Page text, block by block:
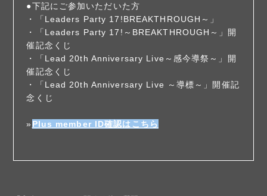
●下記にご参加いただいた方
・「Leaders Party 17!BREAKTHROUGH～」
・「Leaders Party 17!～BREAKTHROUGH～」開
催記念くじ
・「Lead 20th Anniversary Live～感今導祭～」開
催記念くじ
・「Lead 20th Anniversary Live ～導標～」開催記
念くじ
» Plus member ID確認はこちら